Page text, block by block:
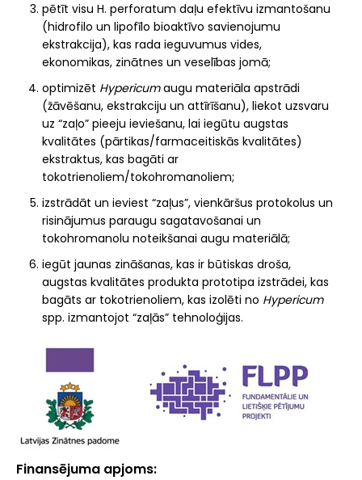
pētīt visu H. perforatum daļu efektīvu izmantošanu
(hidrofilo un lipofīlo bioaktīvo savienojumu
ekstrakcija), kas rada ieguvumus vides,
ekonomikas, zinātnes un veselības jomā;
optimizēt Hypericumaugu materiāla apstrādi
(žāvēšanu, ekstrakciju un attīrīšanu), liekot uzsvaru
uz “zaļo” pieeju ieviešanu, lai iegūtu augstas
kvalitātes (pārtikas/farmaceitiskās kvalitātes)
ekstraktus, kas bagāti ar
tokotrienoliem/tokohromanoliem;
izstrādāt un ieviest “zaļus”, vienkāršus protokolus un
risinājumus paraugu sagatavošanai un
tokohromanolu noteikšanai augu materiālā;
iegūt jaunas zināšanas, kas ir būtiskas droša,
augstas kvalitātes produkta prototipa izstrādei, kas
bagāts ar tokotrienoliem, kas izolēti no Hypericum
spp. izmantojot “zaļās” tehnoloģijas.
Finansējuma apjoms